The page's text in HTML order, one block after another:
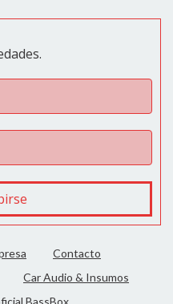
Contacto
Car Audio & Insumos
BassBox